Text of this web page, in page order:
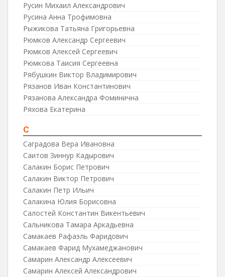
Русин Михаил Александрович
Русина Анна Трофимовна
Рыжикова Татьяна Григорьевна
Рюмков Александр Сергеевич
Рюмков Алексей Сергеевич
Рюмкова Таисия Сергеевна
Рябушкин Виктор Владимирович
Рязанов Иван Константинович
Рязанова Александра Фоминична
Ряхова Екатерина
С
Саградова Вера Ивановна
Саитов Зиннур Кадырович
Салакин Борис Петрович
Салакин Виктор Петрович
Салакин Петр Ильич
Салакина Юлия Борисовна
Салостей Константин Викентьевич
Сальникова Тамара Аркадьевна
Самакаев Рафаэль Фаридович
Самакаев Фарид Мухамеджанович
Самарин Александр Алексеевич
Самарин Алексей Александрович